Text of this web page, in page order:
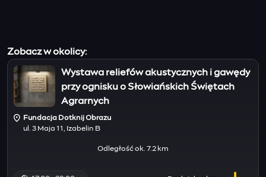
Zobacz w okolicy:
Wystawa reliefów akustycznych i gawędy
przy ognisku o Słowiańskich Świętach
Agrarnych
Fundacja Dotknij Obrazu
ul. 3 Maja 11, Izabelin B
Odległość ok. 7.2 km